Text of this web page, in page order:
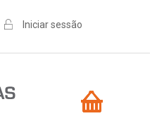
Iniciar sessão